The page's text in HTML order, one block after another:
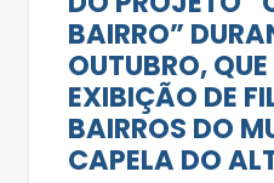
BAIRRO”
OUTUBRO,
EXIBIÇÃO DE
BAIRROS DO
CAPELA DO